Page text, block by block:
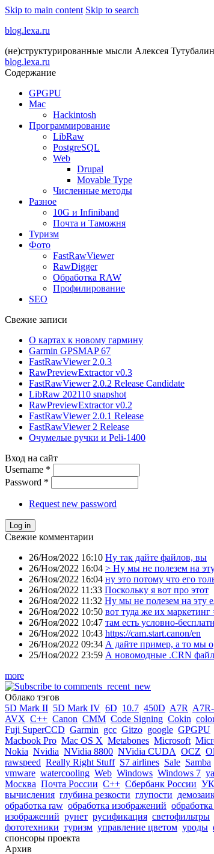
Skip to main content Skip to search
blog.lexa.ru
(не)структурированные мысли Алексея
blog.lexa.ru
Содержание
GPGPU
Mac
Hackintosh
Программирование
LibRaw
PostgreSQL
Web
Drupal
Movable Type
Численные методы
Разное
10G и Infiniband
Почта и Таможня
Туризм
Фото
FastRawViewer
RawDigger
Обработка RAW
Профилирование
SEO
Свежие записи
О картах к новому гармину
Garmin GPSMAP 67
FastRawViewer 2.0.3
RawPreviewExtractor v0.3
FastRawViewer 2.0.2 Release Candidate
LibRaw 202110 snapshot
RawPreviewExtractor v0.2
FastRawViewer 2.0.1 Release
FastRawViewer 2 Release
Очумелые ручки и Peli-1400
Вход на сайт
Username *
Password *
Request new password
Свежие комментарии
26/Ноя/2022 16:10 Ну так дайте файлов, вы
26/Ноя/2022 16:04 > Ну мы не полезем на
26/Ноя/2022 16:04 ну это потому что его
26/Ноя/2022 11:33 Поскольку я вот про этот
26/Ноя/2022 11:32 Ну мы не полезем на эту
26/Ноя/2022 10:50 вот туда же их маркетинг
26/Ноя/2022 10:47 там есть условно-
26/Ноя/2022 10:43 https://cam.start.canon/en
26/Ноя/2022 09:34 А дайте пример, а то мы о
25/Ноя/2022 23:59 А новомодные .CRN
more
Облако тэгов
5D Mark II 5D Mark IV 6D 10.7 450D A7R
AVX C++ Canon CMM Code Signing Cokin
Fuji SuperCCD Garmin gcc Gitzo google GPGPU
Macbook Pro Mac OS X Metabones Microsoft
Nokia Nvidia NVidia 8800 NVidia CUDA OCZ
rawspeed Really Right Stuff S7 airlines Sale Samba
vmware watercooling Web Windows Windows 7
Москва Почта России С++ Сбербанк России
вычисления глубина резкости глупости
обработка raw обработка изображений
изображений рунет русификация светофильтры
фототехники туризм управление цветом уроды
спонсоры проекта
Архив